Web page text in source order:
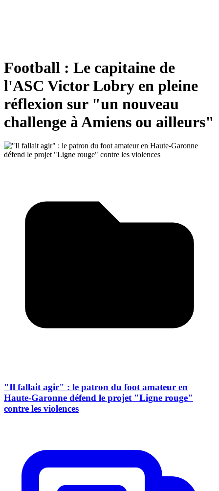
Football : Le capitaine de
l'ASC Victor Lobry en pleine
réflexion sur "un nouveau
challenge à Amiens ou ailleurs"
"Il fallait agir" : le patron du foot amateur en
Haute-Garonne défend le projet "Ligne rouge"
contre les violences